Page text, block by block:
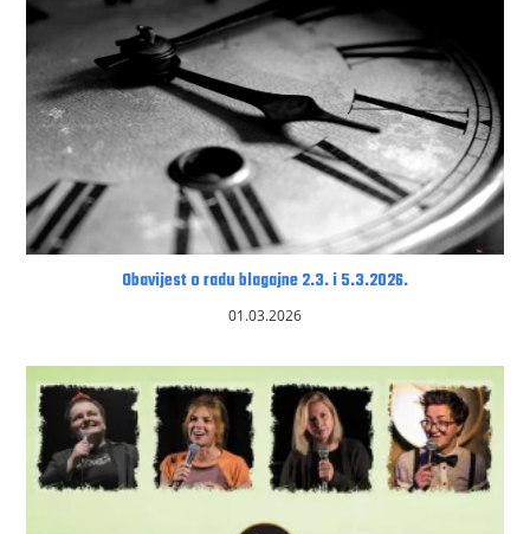
Obavijest o radu blagajne 2.3. i 5.3.2026.
01.03.2026